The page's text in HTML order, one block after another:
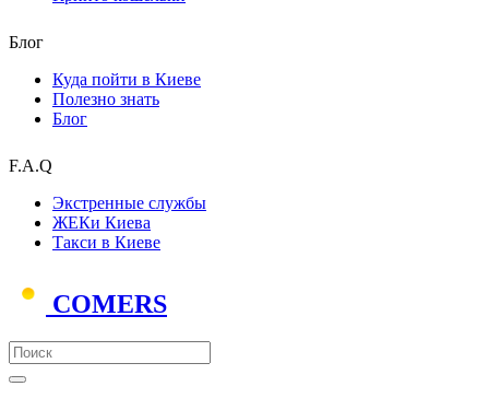
Блог
Куда пойти в Киеве
Полезно знать
Блог
F.A.Q
Экстренные службы
ЖЕКи Киева
Такси в Киеве
COMERS